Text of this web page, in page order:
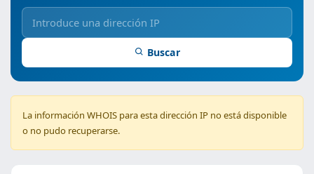
Buscar
La información WHOIS para esta dirección IP no está disponible
o no pudo recuperarse.